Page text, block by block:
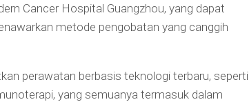
Cancer Hospital Guangzhou, yang dapat
metode pengobatan yang canggih
perawatan berbasis teknologi terbaru, seperti
yang semuanya termasuk dalam